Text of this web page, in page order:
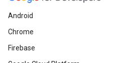
Android
Chrome
Firebase